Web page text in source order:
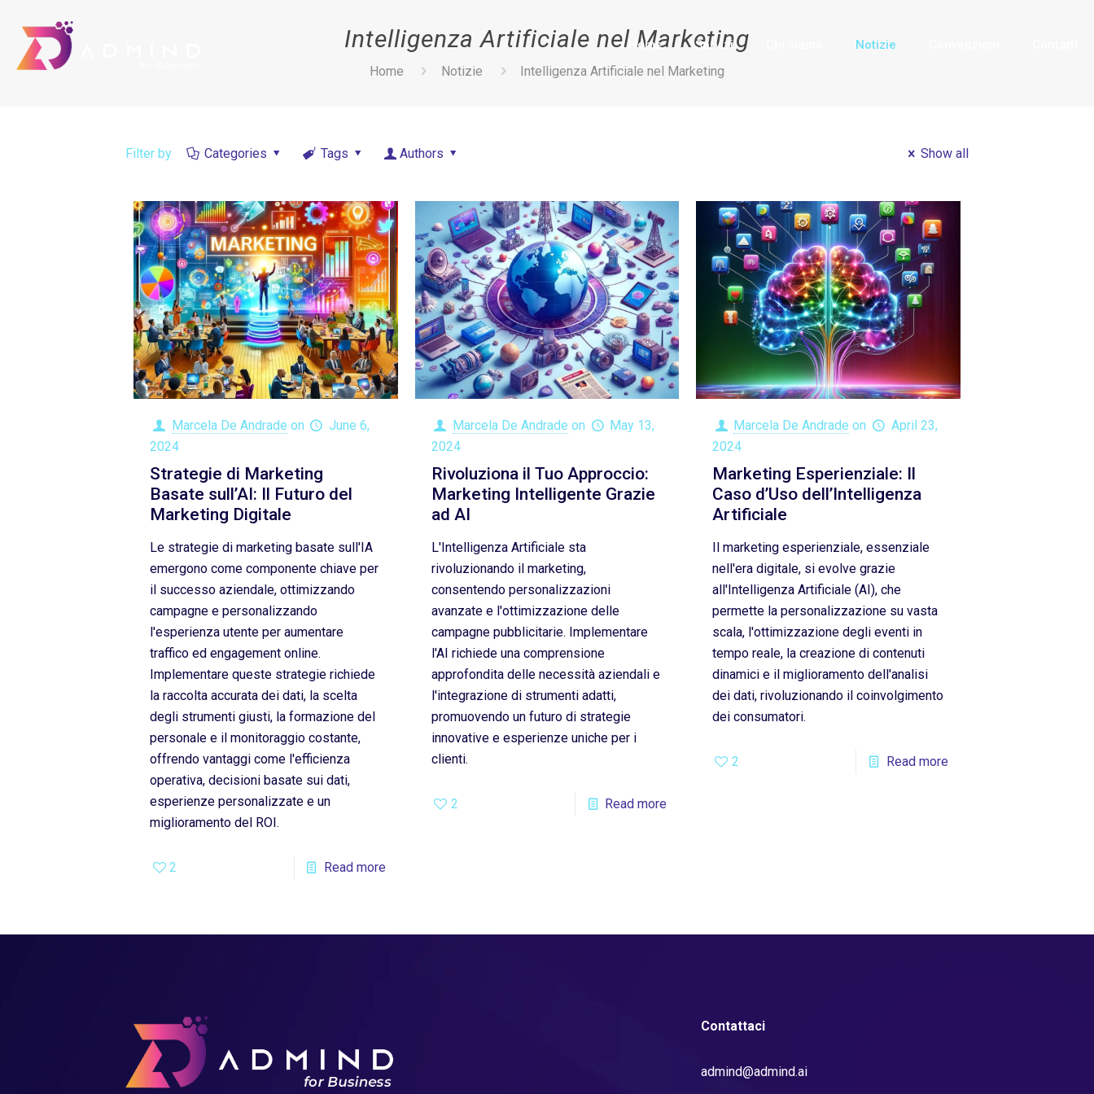
Home Servizi Notizie
Intelligenza Artificiale nel Marketing
Home Notizie Intelligenza Artificiale nel Marketing
Filter by Categories Tags Authors Show all
Marcela De Andrade on
June 6,
2024
Strategie di Marketing
Basate sull’AI: Il Futuro del
Marketing Digitale
Le strategie di marketing basate sull'IA
emergono come componente chiave per
il successo aziendale, ottimizzando
campagne e personalizzando
l'esperienza utente per aumentare
traffico ed engagement online.
Implementare queste strategie richiede
la raccolta accurata dei dati, la scelta
degli strumenti giusti, la formazione del
personale e il monitoraggio costante,
offrendo vantaggi come l'efficienza
operativa, decisioni basate sui dati,
esperienze personalizzate e un
miglioramento del ROI.
2 Read more
Marcela De Andrade on
May 13,
2024
Rivoluziona il Tuo Approccio:
Marketing Intelligente Grazie
ad AI
L'Intelligenza Artificiale sta
rivoluzionando il marketing,
consentendo personalizzazioni
avanzate e l'ottimizzazione delle
campagne pubblicitarie. Implementare
l'AI richiede una comprensione
approfondita delle necessità aziendali e
l'integrazione di strumenti adatti,
promuovendo un futuro di strategie
innovative e esperienze uniche per i
clienti.
2 Read more
Marcela De Andrade on
April 23,
2024
Marketing Esperienziale: Il
Caso d’Uso dell’Intelligenza
Artificiale
Il marketing esperienziale, essenziale
nell'era digitale, si evolve grazie
all'Intelligenza Artificiale (AI), che
permette la personalizzazione su vasta
scala, l'ottimizzazione degli eventi in
tempo reale, la creazione di contenuti
dinamici e il miglioramento dell'analisi
dei dati, rivoluzionando il coinvolgimento
dei consumatori.
2 Read more
Contattaci
admind@admind.ai